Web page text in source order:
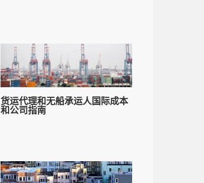
货运代理和无船承运人国际成本
和公司指南